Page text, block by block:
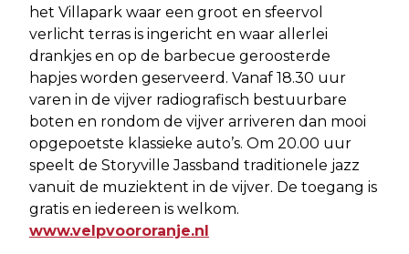
het Villapark waar een groot en sfeervol
verlicht terras is ingericht en waar allerlei
drankjes en op de barbecue geroosterde
hapjes worden geserveerd. Vanaf 18.30 uur
varen in de vijver radiografisch bestuurbare
boten en rondom de vijver arriveren dan mooi
opgepoetste klassieke auto’s. Om 20.00 uur
speelt de Storyville Jassband traditionele jazz
vanuit de muziektent in de vijver. De toegang is
gratis en iedereen is welkom.
www.velpvoororanje.nl